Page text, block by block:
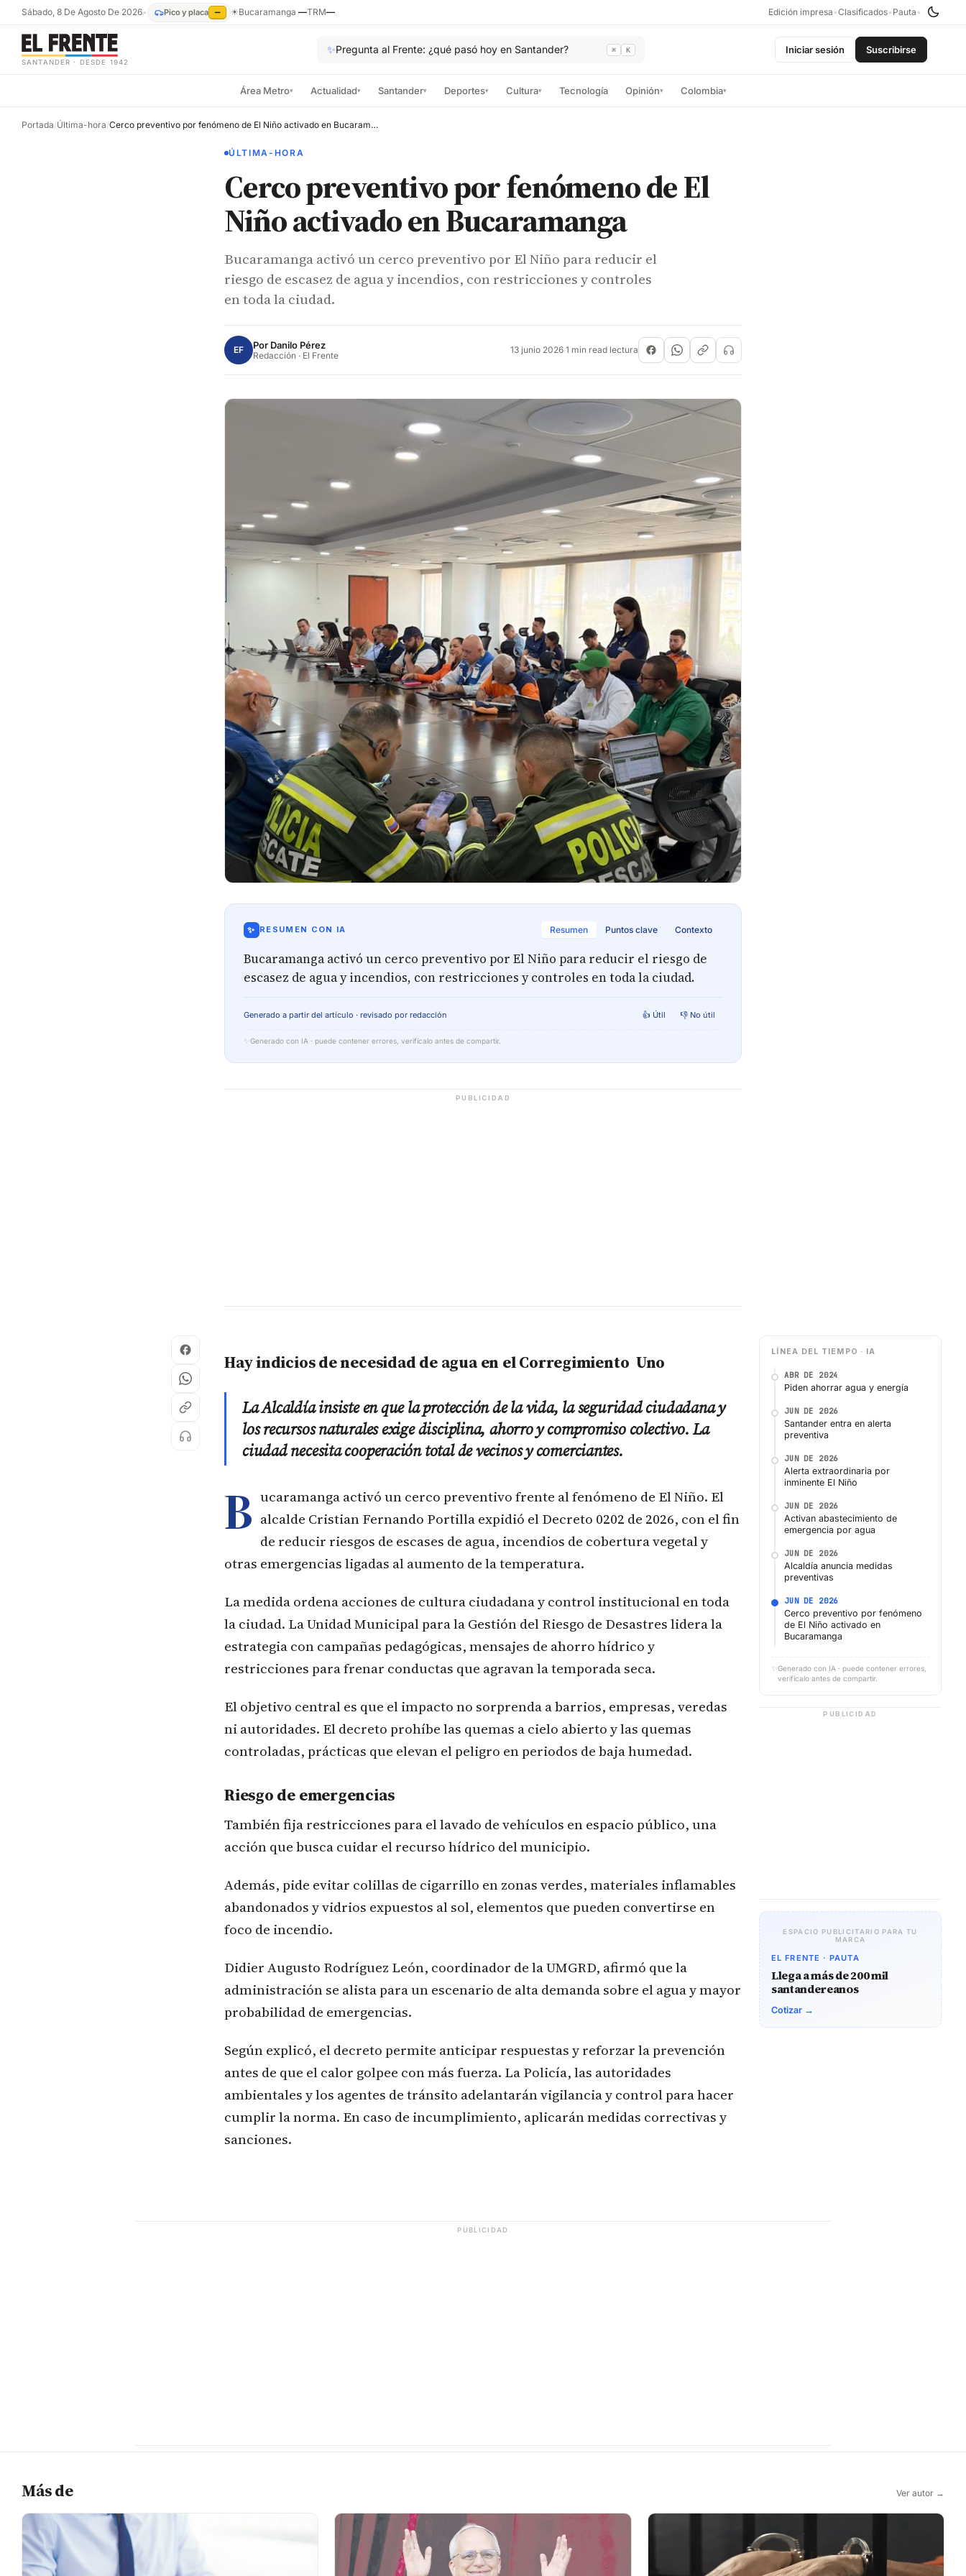
Sábado, 8 De Agosto De 2026• Pico y placa — ☀Bucaramanga—TRM— Edición impresa •Clasificados• Pauta •
SANTANDER · DESDE 1942
✨Pregunta al Frente: ¿qué pasó hoy en Santander? ⌘ K Iniciar sesión Suscribirse
Área Metro▾ Actualidad▾ Santander▾ Deportes▾ Cultura▾ Tecnología Opinión▾ Colombia▾
Portada/Última-hora/ Cerco preventivo por fenómeno de El Niño activado en Bucaramanga
ÚLTIMA-HORA
Cerco preventivo por fenómeno de El
Niño activado en Bucaramanga
Bucaramanga activó un cerco preventivo por El Niño para reducir el
riesgo de escasez de agua y incendios, con restricciones y controles
en toda la ciudad.
EF Por Danilo Pérez
Redacción · El Frente 13 junio 2026·1 min read lectura
✨ RESUMEN CON IA Resumen Puntos clave Contexto
Bucaramanga activó un cerco preventivo por El Niño para reducir el riesgo de
escasez de agua y incendios, con restricciones y controles en toda la ciudad.
Generado a partir del artículo · revisado por redacción 👍 Útil 👎 No útil
✨ Generado con IA · puede contener errores, verifícalo antes de compartir.
PUBLICIDAD
Hay indicios de necesidad de agua en el Corregimiento Uno
La Alcaldía insiste en que la protección de la vida, la seguridad ciudadana y
los recursos naturales exige disciplina, ahorro y compromiso colectivo. La
ciudad necesita cooperación total de vecinos y comerciantes.
B ucaramanga activó un cerco preventivo frente al fenómeno de El Niño. El
alcalde Cristian Fernando Portilla expidió el Decreto 0202 de 2026, con el fin
de reducir riesgos de escases de agua, incendios de cobertura vegetal y
otras emergencias ligadas al aumento de la temperatura.
La medida ordena acciones de cultura ciudadana y control institucional en toda
la ciudad. La Unidad Municipal para la Gestión del Riesgo de Desastres lidera la
estrategia con campañas pedagógicas, mensajes de ahorro hídrico y
restricciones para frenar conductas que agravan la temporada seca.
El objetivo central es que el impacto no sorprenda a barrios, empresas, veredas
ni autoridades. El decreto prohíbe las quemas a cielo abierto y las quemas
controladas, prácticas que elevan el peligro en periodos de baja humedad.
Riesgo de emergencias
También fija restricciones para el lavado de vehículos en espacio público, una
acción que busca cuidar el recurso hídrico del municipio.
Además, pide evitar colillas de cigarrillo en zonas verdes, materiales inflamables
abandonados y vidrios expuestos al sol, elementos que pueden convertirse en
foco de incendio.
Didier Augusto Rodríguez León, coordinador de la UMGRD, afirmó que la
administración se alista para un escenario de alta demanda sobre el agua y mayor
probabilidad de emergencias.
Según explicó, el decreto permite anticipar respuestas y reforzar la prevención
antes de que el calor golpee con más fuerza. La Policía, las autoridades
ambientales y los agentes de tránsito adelantarán vigilancia y control para hacer
cumplir la norma. En caso de incumplimiento, aplicarán medidas correctivas y
sanciones.
LÍNEA DEL TIEMPO · IA
ABR DE 2024
Piden ahorrar agua y energía
JUN DE 2026
Santander entra en alerta
preventiva
JUN DE 2026
Alerta extraordinaria por
inminente El Niño
JUN DE 2026
Activan abastecimiento de
emergencia por agua
JUN DE 2026
Alcaldía anuncia medidas
preventivas
JUN DE 2026
Cerco preventivo por fenómeno
de El Niño activado en
Bucaramanga
✨ Generado con IA · puede contener errores,
verifícalo antes de compartir.
PUBLICIDAD
ESPACIO PUBLICITARIO PARA TU
MARCA
EL FRENTE · PAUTA
Llega a más de 200 mil
santandereanos
Cotizar →
PUBLICIDAD
Más de Ver autor →